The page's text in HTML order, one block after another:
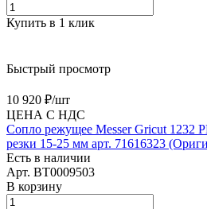
Купить в 1 клик
Быстрый просмотр
10 920 ₽/шт
ЦЕНА С НДС
Сопло режущее Messer Gricut 1232
резки 15-25 мм арт. 71616323
Есть в наличии
Арт. BT0009503
В корзину